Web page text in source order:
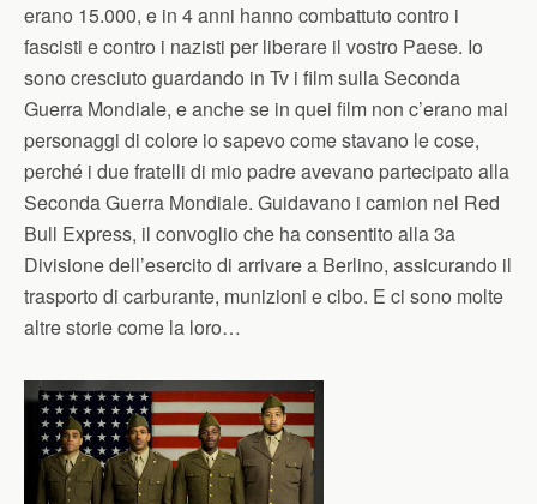
erano 15.000, e in 4 anni hanno combattuto contro i
fascisti e contro i nazisti per liberare il vostro Paese. Io
sono cresciuto guardando in Tv i film sulla Seconda
Guerra Mondiale, e anche se in quei film non c’erano mai
personaggi di colore io sapevo come stavano le cose,
perché i due fratelli di mio padre avevano partecipato alla
Seconda Guerra Mondiale. Guidavano i camion nel Red
Bull Express, il convoglio che ha consentito alla 3a
Divisione dell’esercito di arrivare a Berlino, assicurando il
trasporto di carburante, munizioni e cibo. E ci sono molte
altre storie come la loro…